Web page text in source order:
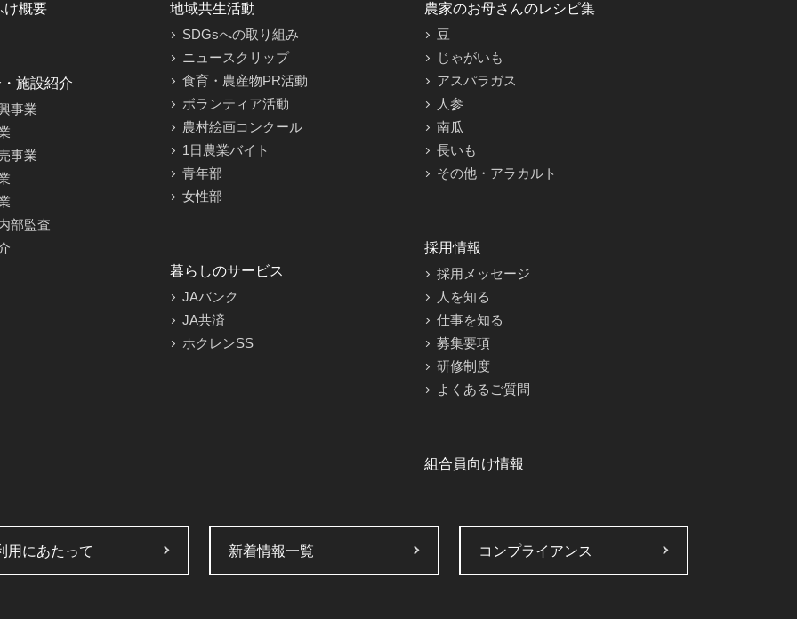
け概要
施設紹介
事業
事業
部監査
地域共生活動
SDGsへの取り組み
ニュースクリップ
食育・農産物PR活動
ボランティア活動
農村絵画コンクール
1日農業バイト
青年部
女性部
暮らしのサービス
JAバンク
JA共済
ホクレンSS
農家のお母さんのレシピ集
豆
じゃがいも
アスパラガス
人参
南瓜
長いも
その他・アラカルト
採用情報
採用メッセージ
人を知る
仕事を知る
募集要項
研修制度
よくあるご質問
組合員向け情報
用にあたって 新着情報一覧 コンプライアンス